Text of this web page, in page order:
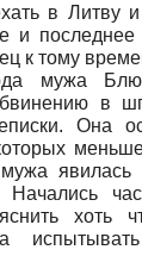
в Литву и
и последнее
к тому
мужа
в
Она
явилась
хоть